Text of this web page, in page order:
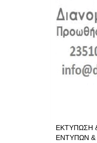
ΕΚΤΥΠΩΣΗ
ΕΝΤΥΠΩΝ &